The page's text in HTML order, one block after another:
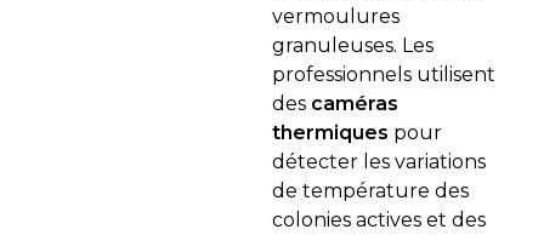
vermoulures
granuleuses. Les
professionnels utilisent
des caméras
thermiques pour
détecter les variations
de température des
colonies actives et des